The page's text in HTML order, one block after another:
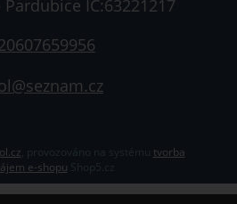
IČ:63221217
tvorba
e-shopu